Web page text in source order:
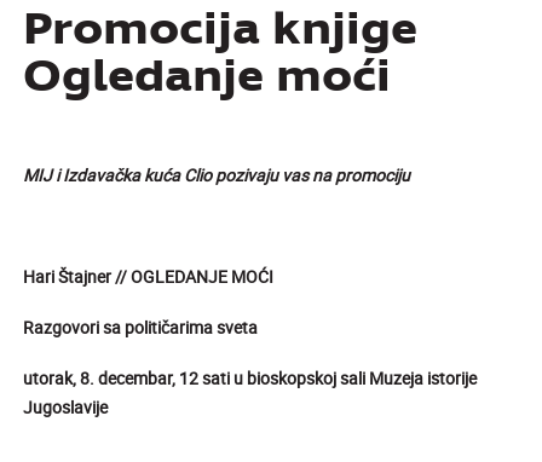
Promocija knjige
Ogledanje moći
MIJ i Izdavačka kuća Clio pozivaju vas na promociju
Hari Štajner //OGLEDANJE MOĆI
Razgovori sa političarima sveta
utorak, 8. decembar, 12 sati u bioskopskoj sali Muzeja istorije
Jugoslavije